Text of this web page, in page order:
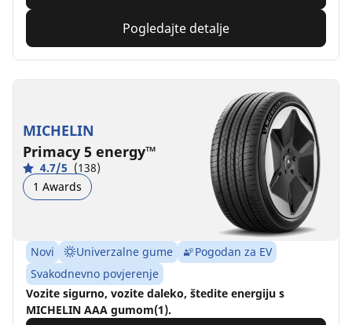
Pogledajte detalje
MICHELIN
Primacy 5 energy™
4.7/5 (138)
1 Awards
Novi Univerzalne gume
Pogodan za EV
Svakodnevno povjerenje
Vozite sigurno, vozite daleko, štedite energiju s
MICHELIN AAA gumom(1).